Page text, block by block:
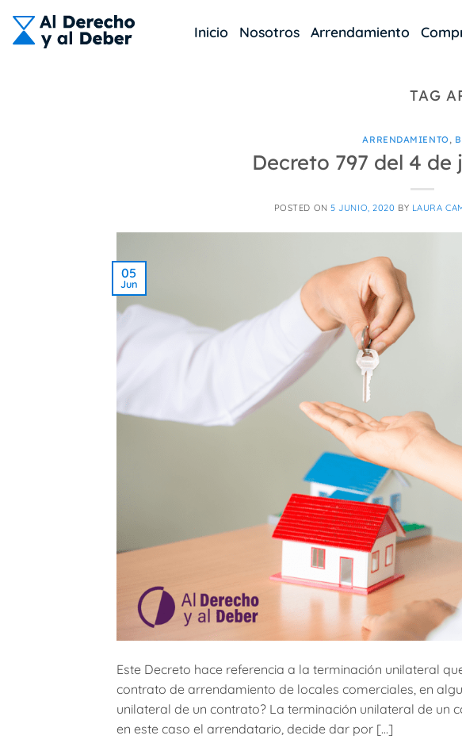
content
Inicio Nosotros Arrendamiento
TAG
ARRENDAMIENTO,
Decreto 797 del 4 de
POSTED ON5 JUNIO, 2020 BY LAURA
05
Jun
Este Decreto hace referencia a la terminación unilateral
contrato de arrendamiento de locales comerciales, en
unilateral de un contrato? La terminación unilateral de un
en este caso el arrendatario, decide dar por […]